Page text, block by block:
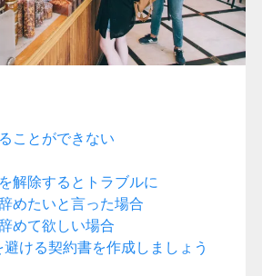
ことができない
解除するとトラブルに
めたいと言った場合
めて欲しい場合
避ける契約書を作成しましょう